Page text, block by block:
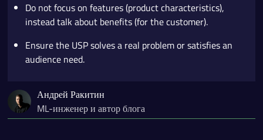
Do not focus on features (product characteristics),
instead talk about benefits (for the customer).
Ensure the USP solves a real problem or satisfies an
audience need.
Андрей Ракитин
ML-инженер и автор блога